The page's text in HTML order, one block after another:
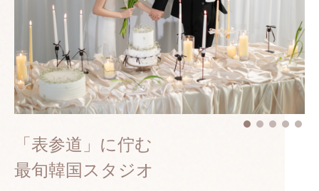
「表参道」に佇む
最旬韓国スタジオ